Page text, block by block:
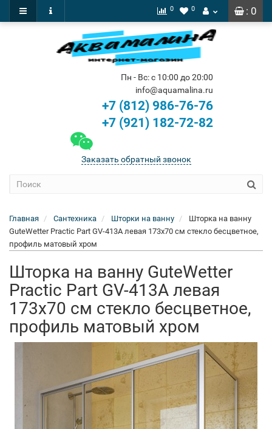
: 0
0 0
Пн - Вс: с 10:00 до 20:00
info@aquamalina.ru
+7 (812) 986-76-76
+7 (921) 182-72-82
Заказать обратный звонок
Главная Сантехника Шторки на ванну
Шторка на ванну
GuteWetter Practic Part GV-413A левая 173x70 см стекло бесцветное,
профиль матовый хром
Шторка на ванну GuteWetter
Practic Part GV-413A левая
173x70 см стекло бесцветное,
профиль матовый хром